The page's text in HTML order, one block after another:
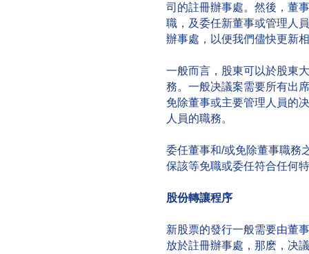
司的註冊辦事處。然後，董
職，及委任新董事或管理人
辦事處，以便我們儘快更新
一般而言，股東可以於股東
務。一般决議案需要所有出
免除董事或主要管理人員的
人員的職務。
委任董事和/或免除董事職務
保該等免職或委任符合任何
股份轉讓程序
新股票的發行一般需要由董
放於註冊辦事處，那麽，决